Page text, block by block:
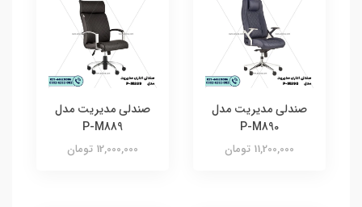
صندلی مدیریت مدل
P-M890
11,200,000 تومان
صندلی مدیریت مدل
P-M889
12,000,000 تومان